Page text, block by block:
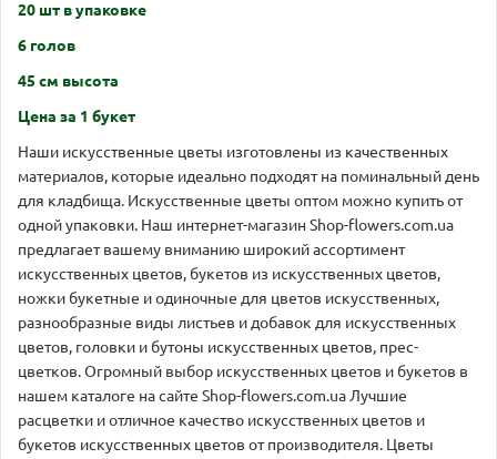
20 шт в упаковке
6 голов
45 см высота
Цена за 1 букет
Наши искусственные цветы изготовлены из качественных
материалов, которые идеально подходят на поминальный день
для кладбища. Искусственные цветы оптом можно купить от
одной упаковки. Наш интернет-магазин Shop-flowers.com.ua
предлагает вашему вниманию широкий ассортимент
искусственных цветов, букетов из искусственных цветов,
ножки букетные и одиночные для цветов искусственных,
разнообразные виды листьев и добавок для искусственных
цветов, головки и бутоны искусственных цветов, прес-
цветков. Огромный выбор искусственных цветов и букетов в
нашем каталоге на сайте Shop-flowers.com.ua Лучшие
расцветки и отличное качество искусственных цветов и
букетов искусственных цветов от производителя. Цветы